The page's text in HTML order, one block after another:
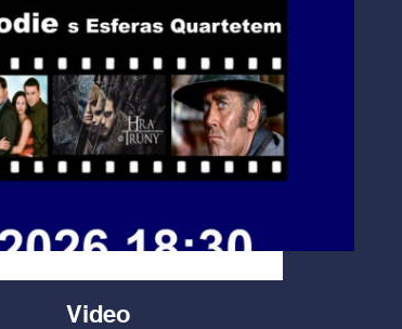
Video